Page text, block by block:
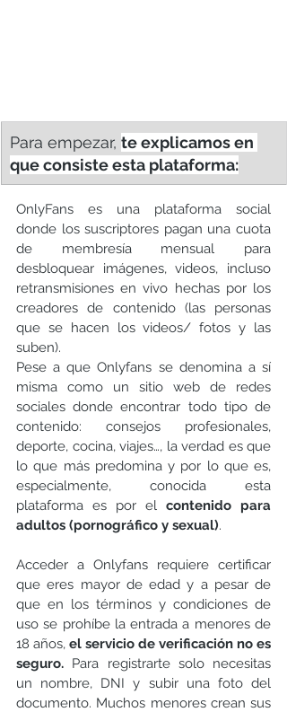
Para empezar, te explicamos en
que consiste esta plataforma:
OnlyFans es una plataforma social
donde los suscriptores pagan una cuota
de membresía mensual para
desbloquear imágenes, videos, incluso
retransmisiones en vivo hechas por los
creadores de contenido (las personas
que se hacen los videos/ fotos y las
suben).
Pese a que Onlyfans se denomina a sí
misma como un sitio web de redes
sociales donde encontrar todo tipo de
contenido: consejos profesionales,
deporte, cocina, viajes…, la verdad es que
lo que más predomina y por lo que es,
especialmente, conocida esta
plataforma es por el contenido para
adultos (pornográfico y sexual).
Acceder a Onlyfans requiere certificar
que eres mayor de edad y a pesar de
que en los términos y condiciones de
uso se prohíbe la entrada a menores de
18 años, el servicio de verificación no es
seguro. Para registrarte solo necesitas
un nombre, DNI y subir una foto del
documento. Muchos menores crean sus